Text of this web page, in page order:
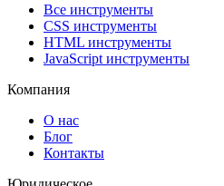
Все инструменты
CSS инструменты
HTML инструменты
JavaScript инструменты
Компания
О нас
Блог
Контакты